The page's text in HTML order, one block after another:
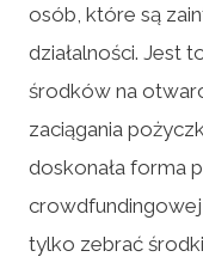
osób, które są
działalności. Jest
środków na
zaciągania
doskonała forma
tylko zebrać